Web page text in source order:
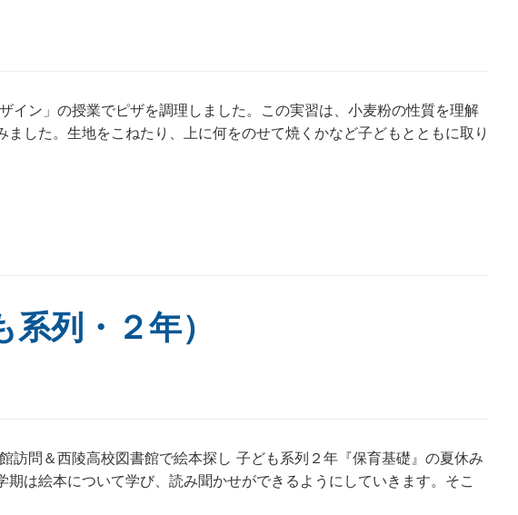
イン」の授業でピザを調理しました。この実習は、小麦粉の性質を理解
した。生地をこねたり、上に何をのせて焼くかなど子どもとともに取り
列・２年）
訪問＆西陵高校図書館で絵本探し 子ども系列２年『保育基礎』の夏休み
は絵本について学び、読み聞かせができるようにしていきます。そこ